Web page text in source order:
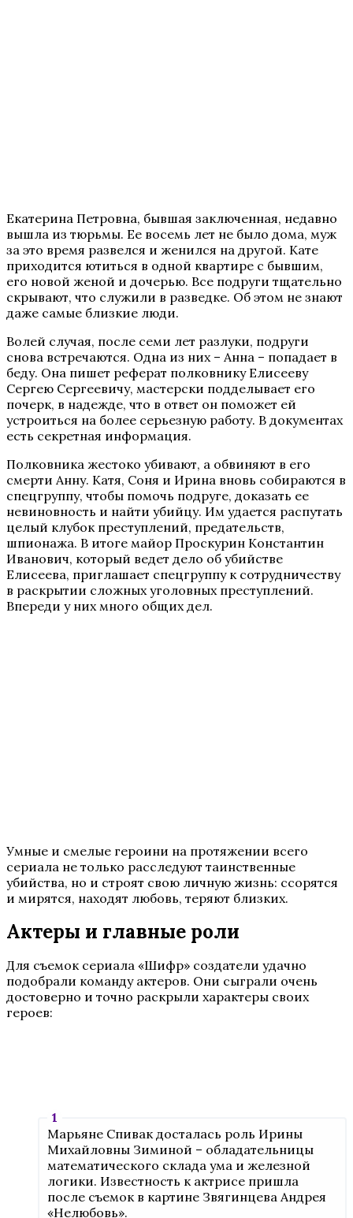
Екатерина Петровна, бывшая заключенная, недавно
вышла из тюрьмы. Ее восемь лет не было дома, муж
за это время развелся и женился на другой. Кате
приходится ютиться в одной квартире с бывшим,
его новой женой и дочерью. Все подруги тщательно
скрывают, что служили в разведке. Об этом не знают
даже самые близкие люди.
Волей случая, после семи лет разлуки, подруги
снова встречаются. Одна из них – Анна – попадает в
беду. Она пишет реферат полковнику Елисееву
Сергею Сергеевичу, мастерски подделывает его
почерк, в надежде, что в ответ он поможет ей
устроиться на более серьезную работу. В документах
есть секретная информация.
Полковника жестоко убивают, а обвиняют в его
смерти Анну. Катя, Соня и Ирина вновь собираются в
спецгруппу, чтобы помочь подруге, доказать ее
невиновность и найти убийцу. Им удается распутать
целый клубок преступлений, предательств,
шпионажа. В итоге майор Проскурин Константин
Иванович, который ведет дело об убийстве
Елисеева, приглашает спецгруппу к сотрудничеству
в раскрытии сложных уголовных преступлений.
Впереди у них много общих дел.
Умные и смелые героини на протяжении всего
сериала не только расследуют таинственные
убийства, но и строят свою личную жизнь: ссорятся
и мирятся, находят любовь, теряют близких.
Актеры и главные роли
Для съемок сериала «Шифр» создатели удачно
подобрали команду актеров. Они сыграли очень
достоверно и точно раскрыли характеры своих
героев:
Марьяне Спивак досталась роль Ирины
Михайловны Зиминой – обладательницы
математического склада ума и железной
логики. Известность к актрисе пришла
после съемок в картине Звягинцева Андрея
«Нелюбовь».